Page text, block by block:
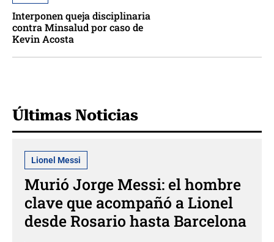
Interponen queja disciplinaria
contra Minsalud por caso de
Kevin Acosta
Últimas Noticias
Lionel Messi
Murió Jorge Messi: el hombre
clave que acompañó a Lionel
desde Rosario hasta Barcelona